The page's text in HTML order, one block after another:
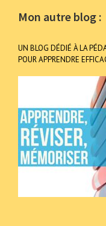
Mon autre blog :
UN BLOG DÉDIÉ À LA
POUR APPRENDRE